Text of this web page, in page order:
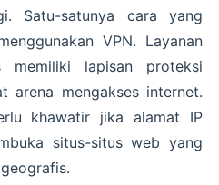
Satu-satunya cara yang
VPN. Layanan
lapisan proteksi
arena mengakses internet.
khawatir jika alamat IP
situs-situs web yang